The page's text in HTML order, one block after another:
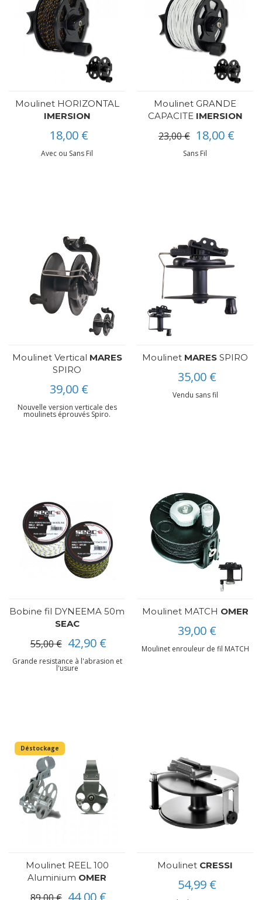
Moulinet HORIZONTAL
IMERSION
18,00 €
Avec ou Sans Fil
Moulinet GRANDE
CAPACITE IMERSION
23,00 € 18,00 €
Sans Fil
Moulinet Vertical MARES
SPIRO
39,00 €
Nouvelle version verticale des
moulinets éprouvés Spiro.
Moulinet MARES SPIRO
35,00 €
Vendu sans fil
Bobine fil DYNEEMA 50m
SEAC
55,00 € 42,90 €
Grande resistance à l'abrasion et
l'usure
Moulinet MATCH OMER
39,00 €
Moulinet enrouleur de fil MATCH
Déstockage
Moulinet REEL 100
Aluminium OMER
89,00 € 44,00 €
Moulinet CRESSI
54,99 €